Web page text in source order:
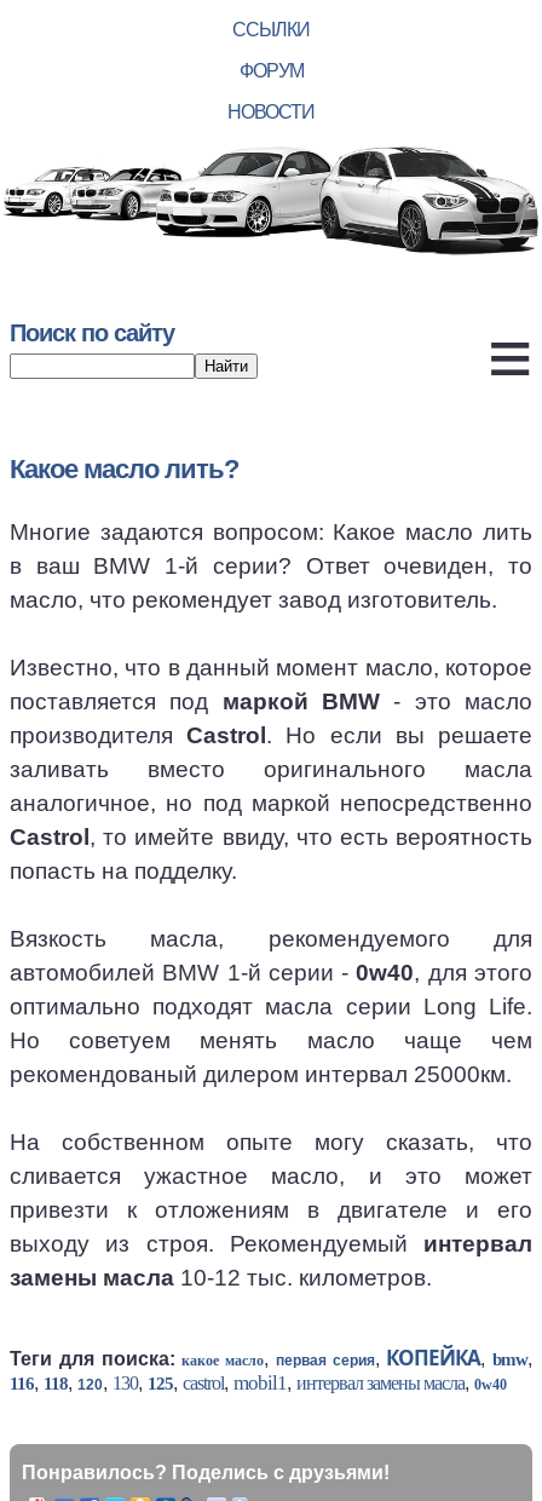
ССЫЛКИ
ФОРУМ
НОВОСТИ
Поиск по сайту
Какое масло лить?
Многие задаются вопросом: Какое масло лить
в ваш BMW 1-й серии? Ответ очевиден, то
масло, что рекомендует завод изготовитель.
Известно, что в данный момент масло, которое
поставляется под маркой BMW - это масло
производителяCastrol. Но если вы решаете
заливать вместо оригинального масла
аналогичное, но под маркой непосредственно
Castrol, то имейте ввиду, что есть вероятность
попасть на подделку.
Вязкость масла, рекомендуемого для
автомобилей BMW 1-й серии -0w40, для этого
оптимально подходят масла серии Long Life.
Но советуем менять масло чаще чем
рекомендованый дилером интервал 25000км.
На собственном опыте могу сказать, что
сливается ужастное масло, и это может
привезти к отложениям в двигателе и его
выходу из строя. Рекомендуемый интервал
замены масла 10-12 тыс. километров.
Теги для поиска: какое масло, первая серия, КОПЕЙКА, bmw,
116, 118, 120, 130, 125, castrol, mobil1, интервал замены масла, 0w40
Понравилось? Поделись с друзьями!